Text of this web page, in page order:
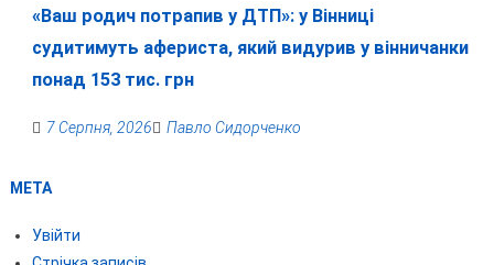
«Ваш родич потрапив у ДТП»: у Вінниці
судитимуть афериста, який видурив у вінничанки
понад 153 тис. грн
7 Серпня, 2026 Павло Сидорченко
МЕТА
Увійти